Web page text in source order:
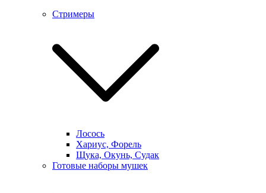
Стримеры
Лосось
Хариус, Форель
Щука, Окунь, Судак
Готовые наборы мушек